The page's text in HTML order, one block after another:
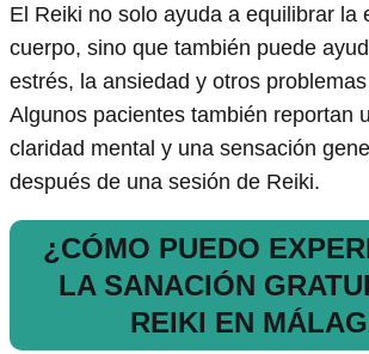
El Reiki no solo ayuda a equilibrar la
cuerpo, sino que también puede
estrés, la ansiedad y otros
Algunos pacientes también reportan
claridad mental y una sensación
después de una sesión de Reiki.
¿CÓMO PUEDO
LA SANACIÓN
REIKI EN